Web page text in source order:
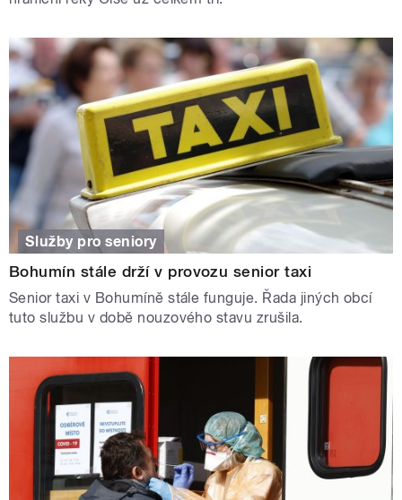
Služby pro seniory
Bohumín stále drží v provozu senior taxi
Senior taxi v Bohumíně stále funguje. Řada jiných obcí
tuto službu v době nouzového stavu zrušila.